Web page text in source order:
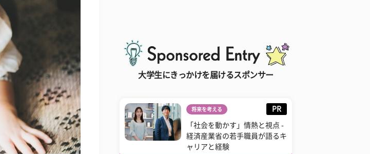
大学生にきっかけを届けるスポンサー
将来を考える PR
「社会を動かす」情熱と視点 -
経済産業省の若手職員が語るキ
ャリアと経験